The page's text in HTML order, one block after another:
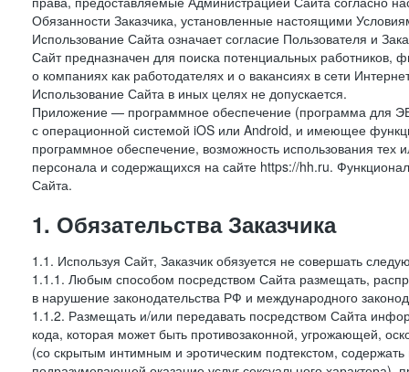
Обязанности Заказчика, установленные настоящими
Использование Сайта означает согласие Пользователя и
Сайт предназначен для поиска потенциальных
о компаниях как работодателях и о вакансиях в сети
Использование Сайта в иных целях не допускается.
Приложение — программное обеспечение (программа для
с операционной системой iOS или Android, и имеющее
программное обеспечение, возможность использования
персонала и содержащихся на сайте https://hh.ru.
Сайта.
1. Обязательства Заказчика
1.1. Используя Сайт, Заказчик обязуется не совершать
1.1.1. Любым способом посредством Сайта размещать,
в нарушение законодательства РФ и международного
1.1.2. Размещать и/или передавать посредством Сайта
кода, которая может быть противозаконной, угрожающей,
(со скрытым интимным и эротическим подтекстом,